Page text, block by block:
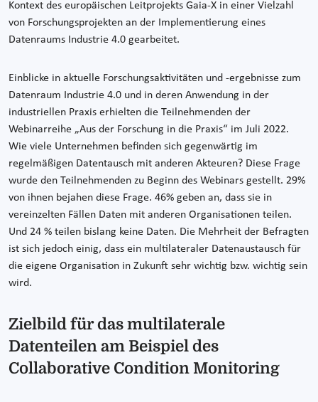
Kontext des europäischen Leitprojekts Gaia-X in einer Vielzahl
von Forschungsprojekten an der Implementierung eines
Datenraums Industrie 4.0 gearbeitet.
Einblicke in aktuelle Forschungsaktivitäten und -ergebnisse zum
Datenraum Industrie 4.0 und in deren Anwendung in der
industriellen Praxis erhielten die Teilnehmenden der
Webinarreihe „Aus der Forschung in die Praxis“ im Juli 2022.
Wie viele Unternehmen befinden sich gegenwärtig im
regelmäßigen Datentausch mit anderen Akteuren? Diese Frage
wurde den Teilnehmenden zu Beginn des Webinars gestellt. 29%
von ihnen bejahen diese Frage. 46% geben an, dass sie in
vereinzelten Fällen Daten mit anderen Organisationen teilen.
Und 24 % teilen bislang keine Daten. Die Mehrheit der Befragten
ist sich jedoch einig, dass ein multilateraler Datenaustausch für
die eigene Organisation in Zukunft sehr wichtig bzw. wichtig sein
wird.
Zielbild für das multilaterale
Datenteilen am Beispiel des
Collaborative Condition Monitoring